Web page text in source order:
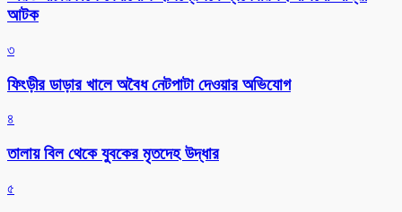
আটক
৩
ফিংড়ীর ডাড়ার খালে অবৈধ নেটপাটা দেওয়ার অভিযোগ
৪
তালায় বিল থেকে যুবকের মৃতদেহ উদ্ধার
৫